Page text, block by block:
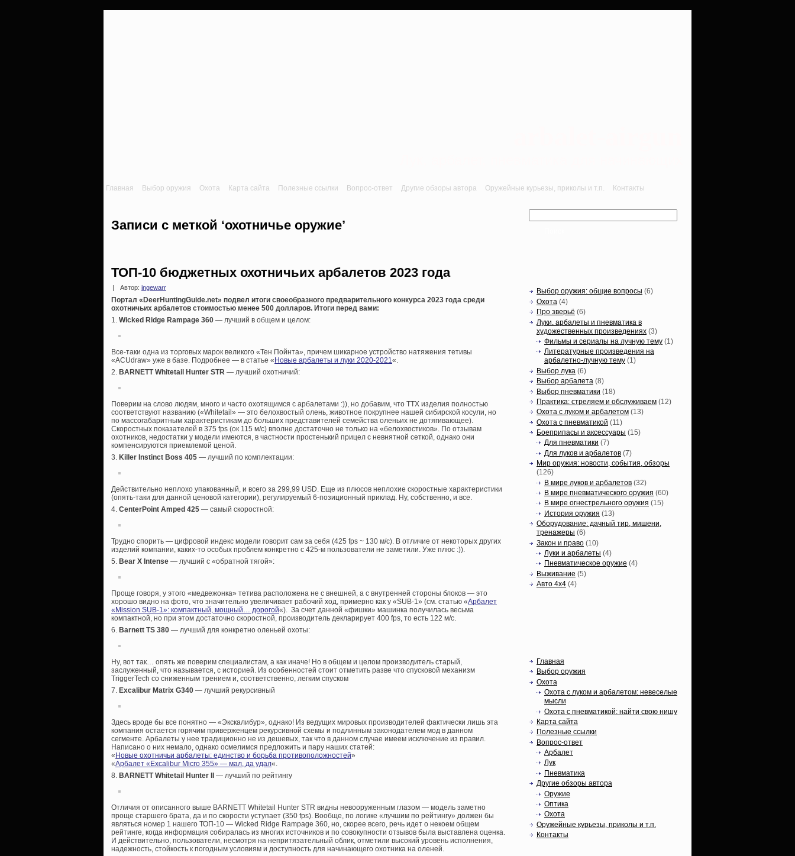
Главная Выбор оружия Охота Карта сайта Полезные ссылки Вопрос-ответ Другие обзоры автора Оружейные курьезы, приколы и т.п. Контакты
Записи с меткой ‘охотничье оружие’
ТОП-10 бюджетных охотничьих арбалетов 2023 года
Автор: ingewarr
Портал «DeerHuntingGuide.net» подвел итоги своеобразного предварительного конкурса 2023 года среди
охотничьих арбалетов стоимостью менее 500 долларов. Итоги перед вами:
1. Wicked Ridge Rampage 360 — лучший в общем и целом:
Все-таки одна из торговых марок великого «Тен Пойнта», причем шикарное устройство натяжения тетивы
«ACUdraw» уже в базе. Подробнее — в статье « Новые арбалеты и луки 2020-2021«.
2. BARNETT Whitetail Hunter STR — лучший охотничий:
Поверим на слово людям, много и часто охотящимся с арбалетами :)), но добавим, что ТТХ изделия полностью
соответствуют названию («Whitetail» — это белохвостый олень, животное покрупнее нашей сибирской косули, но
по массогабаритным характеристикам до больших представителей семейства оленьих не дотягивающее).
Скоростных показателей в 375 fps (ок 115 м/с) вполне достаточно не только на «белохвостиков». По отзывам
охотников, недостатки у модели имеются, в частности простенький прицел с невнятной сеткой, однако они
компенсируются приемлемой ценой.
3. Killer Instinct Boss 405 — лучший по комплектации:
Действительно неплохо упакованный, и всего за 299,99 USD. Еще из плюсов неплохие скоростные характеристики
(опять-таки для данной ценовой категории), регулируемый 6-позиционный приклад. Ну, собственно, и все.
4. CenterPoint Amped 425 — самый скоростной:
Трудно спорить — цифровой индекс модели говорит сам за себя (425 fps ~ 130 м/с). В отличие от некоторых других
изделий компании, каких-то особых проблем конкретно с 425-м пользователи не заметили. Уже плюс :)).
5. Bear X Intense — лучший с «обратной тягой»:
Проще говоря, у этого «медвежонка» тетива расположена не с внешней, а с внутренней стороны блоков — это
хорошо видно на фото, что значительно увеличивает рабочий ход, примерно как у «SUB-1» (см. статью «Арбалет
«Mission SUB-1»: компактный, мощный… дорогой«). За счет данной «фишки» машинка получилась весьма
компактной, но при этом достаточно скоростной, производитель декларирует 400 fps, то есть 122 м/с.
6. Barnett TS 380 — лучший для конкретно оленьей охоты:
Ну, вот так… опять же поверим специалистам, а как иначе! Но в общем и целом производитель старый,
заслуженный, что называется, с историей. Из особенностей стоит отметить разве что спусковой механизм
TriggerTech со сниженным трением и, соответственно, легким спуском
7. Excalibur Matrix G340 — лучший рекурсивный
Здесь вроде бы все понятно — «Экскалибур», однако! Из ведущих мировых производителей фактически лишь эта
компания остается горячим приверженцем рекурсивной схемы и подлинным законодателем мод в данном
сегменте. Арбалеты у нее традиционно не из дешевых, так что в данном случае имеем исключение из правил.
Написано о них немало, однако осмелимся предложить и пару наших статей:
« Новые охотничьи арбалеты: единство и борьба противоположностей»
«Арбалет «Excalibur Micro 355» — мал, да удал«.
8. BARNETT Whitetail Hunter II — лучший по рейтингу
Отличия от описанного выше BARNETT Whitetail Hunter STR видны невооруженным глазом — модель заметно
проще старшего брата, да и по скорости уступает (350 fps). Вообще, по логике «лучшим по рейтингу» должен бы
являться номер 1 нашего ТОП-10 — Wicked Ridge Rampage 360, но, скорее всего, речь идет о некоем общем
рейтинге, когда информация собиралась из многих источников и по совокупности отзывов была выставлена оценка.
И действительно, пользователи, несмотря на непритязательный облик, отметили высокий уровень исполнения,
надежность, стойкость к погодным условиям и доступность для начинающего охотника на оленей.
Выбор оружия: общие вопросы (6)
Охота (4)
Про зверьё (6)
Луки. арбалеты и пневматика в
художественных произведениях (3)
Фильмы и сериалы на лучную тему (1)
Литературные произведения на
арбалетно-лучную тему (1)
Выбор лука (6)
Выбор арбалета (8)
Выбор пневматики (18)
Практика: стреляем и обслуживаем (12)
Охота с луком и арбалетом (13)
Охота с пневматикой (11)
Боеприпасы и аксессуары (15)
Для пневматики (7)
Для луков и арбалетов (7)
Мир оружия: новости, события, обзоры
(126)
В мире луков и арбалетов (32)
В мире пневматического оружия (60)
В мире огнестрельного оружия (15)
История оружия (13)
Оборудование: дачный тир, мишени,
тренажеры (6)
Закон и право (10)
Луки и арбалеты (4)
Пневматическое оружие (4)
Выживание (5)
Авто 4х4 (4)
Главная
Выбор оружия
Охота
Охота с луком и арбалетом: невеселые
мысли
Охота с пневматикой: найти свою нишу
Карта сайта
Полезные ссылки
Вопрос-ответ
Арбалет
Лук
Пневматика
Другие обзоры автора
Оружие
Оптика
Охота
Оружейные курьезы, приколы и т.п.
Контакты